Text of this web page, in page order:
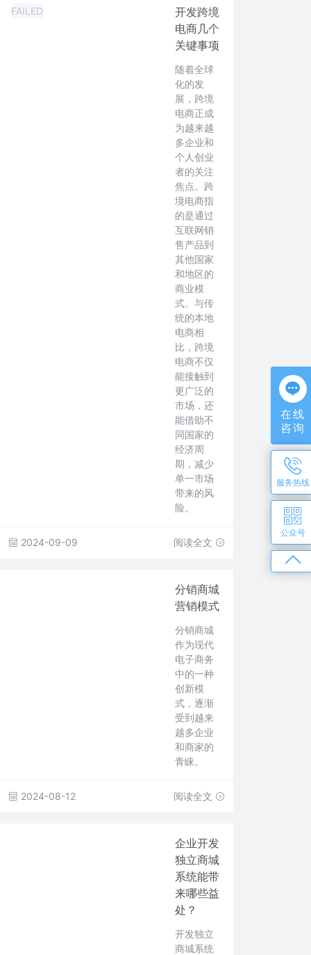
FAILED
开发跨境
电商几个
关键事项
随着全球
化的发
展，跨境
电商正成
为越来越
多企业和
个人创业
者的关注
焦点。跨
境电商指
的是通过
互联网销
售产品到
其他国家
和地区的
商业模
式。与传
统的本地
电商相
比，跨境
电商不仅
能接触到
更广泛的
市场，还
能借助不
同国家的
经济周
期，减少
单一市场
带来的风
险。
2024-09-09 阅读全文
分销商城
营销模式
分销商城
作为现代
电子商务
中的一种
创新模
式，逐渐
受到越来
越多企业
和商家的
青睐。
2024-08-12 阅读全文
企业开发
独立商城
系统能带
来哪些益
处？
开发独立
商城系统
在线
咨询
服务热线
公众号